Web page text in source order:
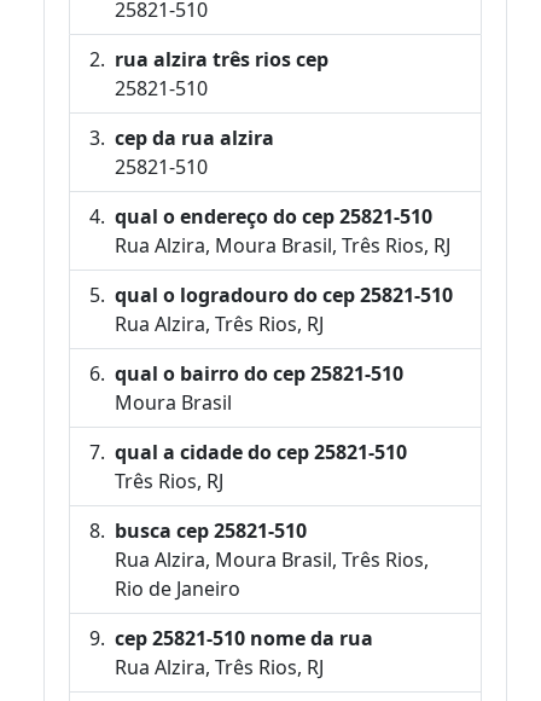
25821-510
rua alzira três rios cep
25821-510
cep da rua alzira
25821-510
qual o endereço do cep 25821-510
Rua Alzira, Moura Brasil, Três Rios, RJ
qual o logradouro do cep 25821-510
Rua Alzira, Três Rios, RJ
qual o bairro do cep 25821-510
Moura Brasil
qual a cidade do cep 25821-510
Três Rios, RJ
busca cep 25821-510
Rua Alzira, Moura Brasil, Três Rios,
Rio de Janeiro
cep 25821-510 nome da rua
Rua Alzira, Três Rios, RJ